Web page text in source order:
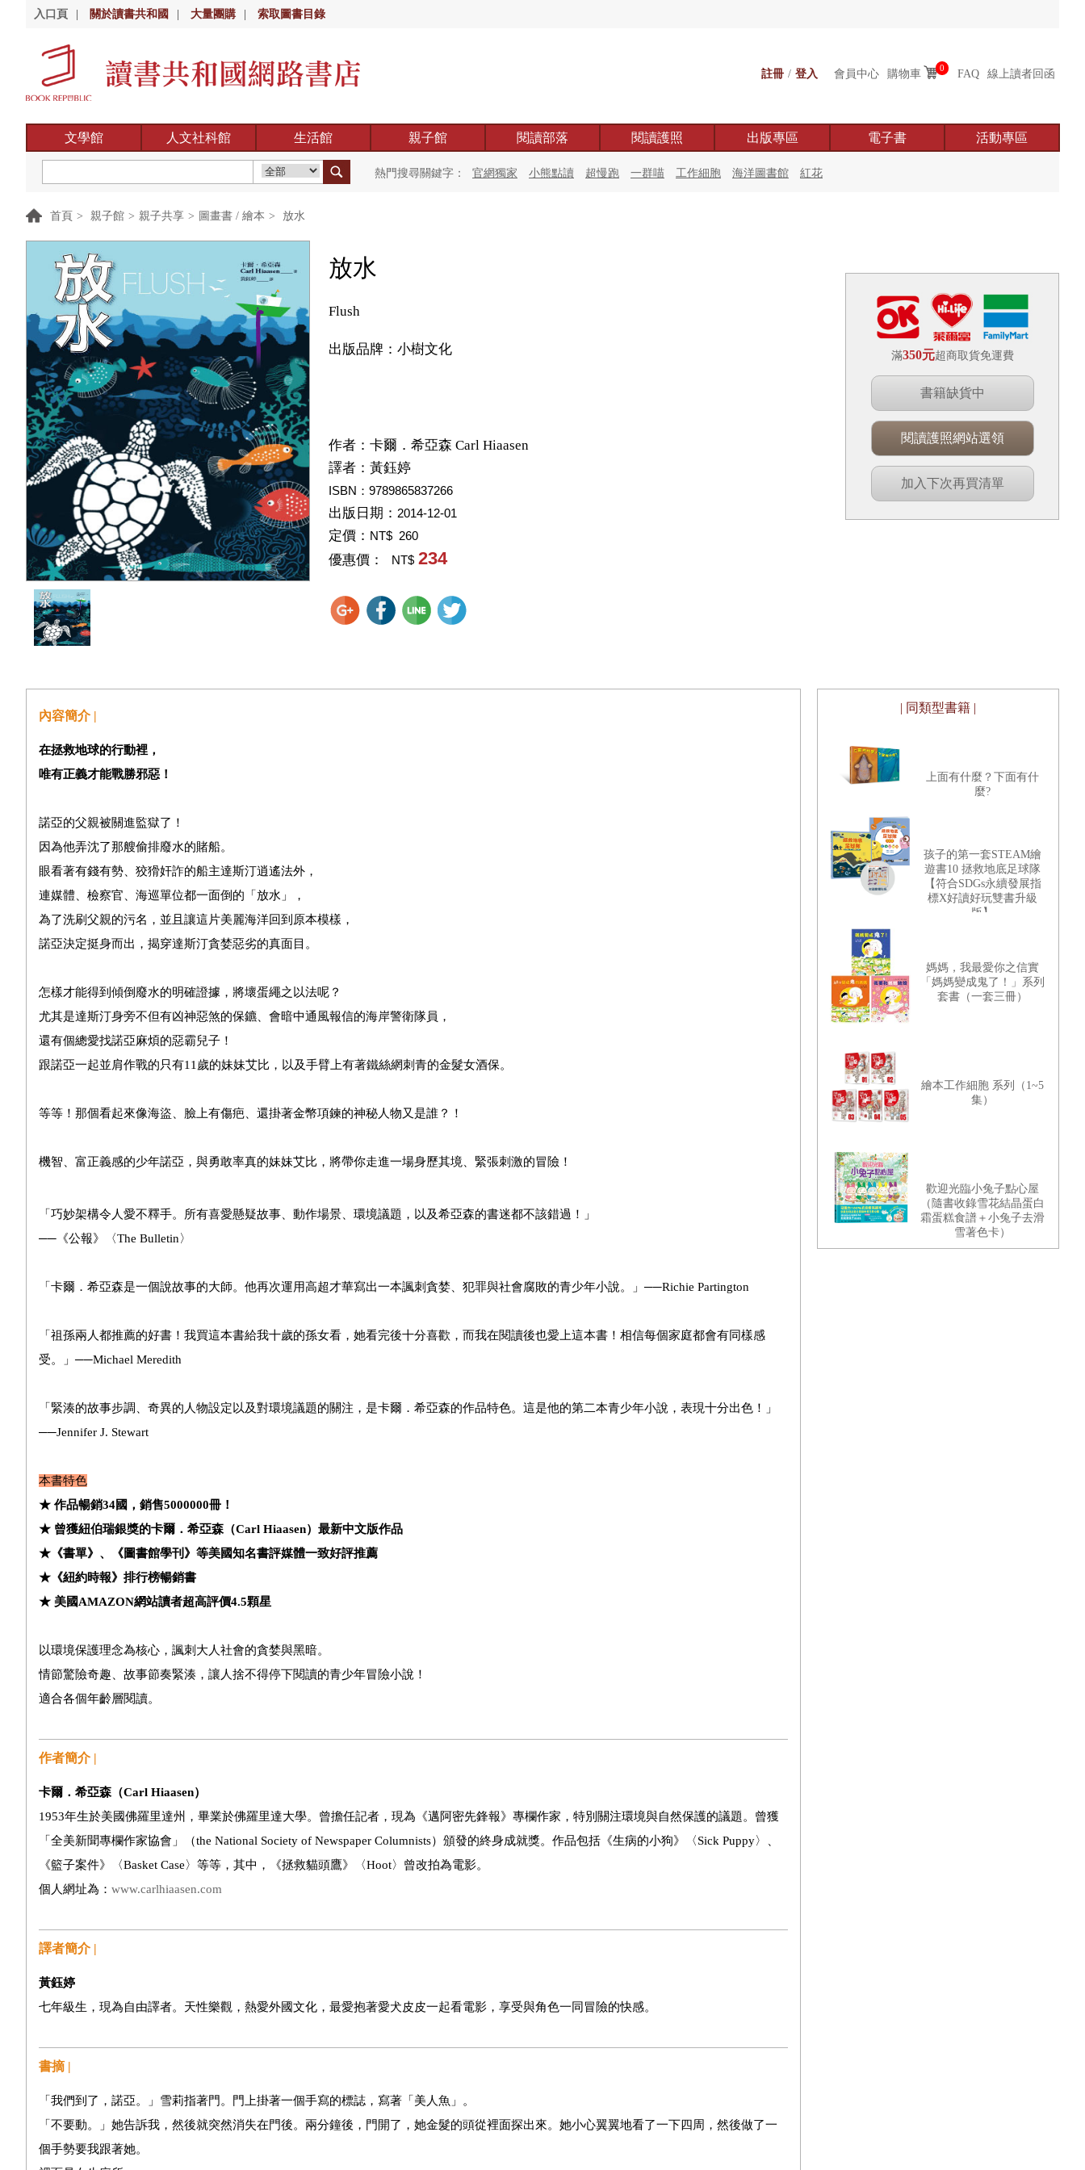
入口頁 關於讀書共和國 大量團購 索取圖書目錄
註冊 / 登入 會員中心 購物車 0 FAQ 線上讀者回函
文學館 人文社科館 生活館 親子館 閱讀部落 閱讀護照 出版專區 電子書 活動專區
熱門搜尋關鍵字： 官網獨家 小熊點讀 超慢跑 一群喵 工作細胞 海洋圖書館 紅花
首頁 > 親子館 > 親子共享 > 圖畫書 / 繪本 > 放水
放水
Flush
出版品牌：小樹文化
作者： 卡爾．希亞森 Carl Hiaasen
譯者： 黃鈺婷
ISBN：9789865837266
出版日期： 2014-12-01
定價： NT$ 260
優惠價： NT$ 234
滿350元超商取貨免運費
書籍缺貨中
閱讀護照網站選領
加入下次再買清單
內容簡介 |
在拯救地球的行動裡，
唯有正義才能戰勝邪惡！
諾亞的父親被關進監獄了！
因為他弄沈了那艘偷排廢水的賭船。
眼看著有錢有勢、狡猾奸詐的船主達斯汀逍遙法外，
連媒體、檢察官、海巡單位都一面倒的「放水」，
為了洗刷父親的污名，並且讓這片美麗海洋回到原本模樣，
諾亞決定挺身而出，揭穿達斯汀貪婪惡劣的真面目。
怎樣才能得到傾倒廢水的明確證據，將壞蛋繩之以法呢？
尤其是達斯汀身旁不但有凶神惡煞的保鑣、會暗中通風報信的海岸警衛隊員，
還有個總愛找諾亞麻煩的惡霸兒子！
跟諾亞一起並肩作戰的只有11歲的妹妹艾比，以及手臂上有著鐵絲網刺青的金髮女酒保。
等等！那個看起來像海盜、臉上有傷疤、還掛著金幣項鍊的神秘人物又是誰？！
機智、富正義感的少年諾亞，與勇敢率真的妹妹艾比，將帶你走進一場身歷其境、緊張刺激的冒險！
「巧妙架構令人愛不釋手。所有喜愛懸疑故事、動作場景、環境議題，以及希亞森的書迷都不該錯過！」
──《公報》〈The Bulletin〉
「卡爾．希亞森是一個說故事的大師。他再次運用高超才華寫出一本諷刺貪婪、犯罪與社會腐敗的青少年小說。」──Richie Partington
「祖孫兩人都推薦的好書！我買這本書給我十歲的孫女看，她看完後十分喜歡，而我在閱讀後也愛上這本書！相信每個家庭都會有同樣感
受。」──Michael Meredith
「緊湊的故事步調、奇異的人物設定以及對環境議題的關注，是卡爾．希亞森的作品特色。這是他的第二本青少年小說，表現十分出色！」
──Jennifer J. Stewart
本書特色
★ 作品暢銷34國，銷售5000000冊！
★ 曾獲紐伯瑞銀獎的卡爾．希亞森（Carl Hiaasen）最新中文版作品
★《書單》、《圖書館學刊》等美國知名書評媒體一致好評推薦
★《紐約時報》排行榜暢銷書
★ 美國AMAZON網站讀者超高評價4.5顆星
以環境保護理念為核心，諷刺大人社會的貪婪與黑暗。
情節驚險奇趣、故事節奏緊湊，讓人捨不得停下閱讀的青少年冒險小說！
適合各個年齡層閱讀。
作者簡介 |
卡爾．希亞森（Carl Hiaasen）
1953年生於美國佛羅里達州，畢業於佛羅里達大學。曾擔任記者，現為《邁阿密先鋒報》專欄作家，特別關注環境與自然保護的議題。曾獲
「全美新聞專欄作家協會」（the National Society of Newspaper Columnists）頒發的終身成就獎。作品包括《生病的小狗》〈Sick Puppy〉、
《籃子案件》〈Basket Case〉等等，其中，《拯救貓頭鷹》〈Hoot〉曾改拍為電影。
個人網址為： www.carlhiaasen.com
譯者簡介 |
黃鈺婷
七年級生，現為自由譯者。天性樂觀，熱愛外國文化，最愛抱著愛犬皮皮一起看電影，享受與角色一同冒險的快感。
書摘 |
「我們到了，諾亞。」雪莉指著門。門上掛著一個手寫的標誌，寫著「美人魚」。
「不要動。」她告訴我，然後就突然消失在門後。兩分鐘後，門開了，她金髮的頭從裡面探出來。她小心翼翼地看了一下四周，然後做了一
個手勢要我跟著她。
| 同類型書籍 |
上面有什麼？下面有什
麼?
孩子的第一套STEAM繪
遊書10 拯救地底足球隊
【符合SDGs永續發展指
標X好讀好玩雙書升級
版】
媽媽，我最愛你之信實
「媽媽變成鬼了！」系列
套書（一套三冊）
繪本工作細胞 系列（1~5
集）
歡迎光臨小兔子點心屋
（隨書收錄雪花結晶蛋白
霜蛋糕食譜＋小兔子去滑
雪著色卡）